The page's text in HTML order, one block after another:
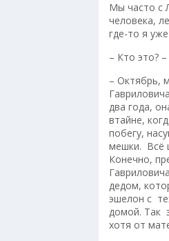
Мы часто с
человека,
где-то я
– Кто это?
– Октябрь,
два года,
втайне,
побегу,
мешки. Всё
Конечно,
дедом,
эшелон с
домой. Так
хотя от